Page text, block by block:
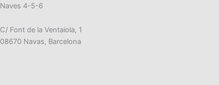
Naves 4-5-6
C/ Font de la Ventaiola, 1
08670 Navas, Barcelona